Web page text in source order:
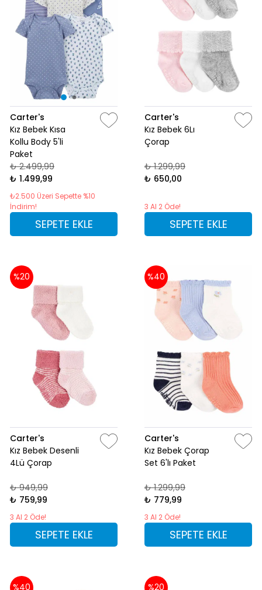
Carter's
Kız Bebek Kısa
Kollu Body 5'li
Paket
₺ 2.499,99
₺ 1.499,99
₺2.500 Üzeri Sepette %10
İndirim!
SEPETE EKLE
Carter's
Kız Bebek 6Lı
Çorap
₺ 1.299,99
₺ 650,00
3 Al 2 Öde!
SEPETE EKLE
%20
Carter's
Kız Bebek Desenli
4Lü Çorap
₺ 949,99
₺ 759,99
3 Al 2 Öde!
SEPETE EKLE
%40
Carter's
Kız Bebek Çorap
Set 6'lı Paket
₺ 1.299,99
₺ 779,99
3 Al 2 Öde!
SEPETE EKLE
%40 %20